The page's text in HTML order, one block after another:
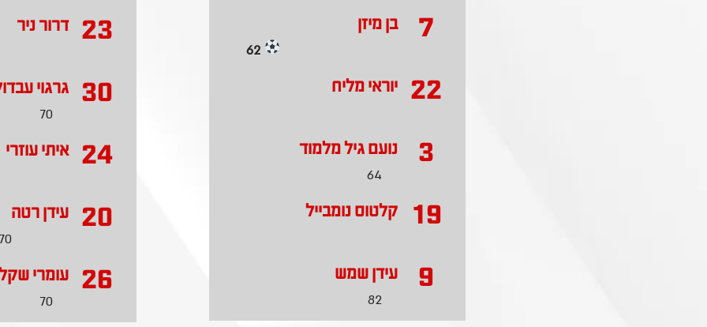
דרור ניר 23
גרגוי
70
30
איתי עוזרי 24
עידן רטה 20
עומרי
70
26
בן מיזן
62
7
יוראי מליח 22
נועם גיל מלמוד
64
3
קלטוס נומבייל 19
עידן שמש
82
9